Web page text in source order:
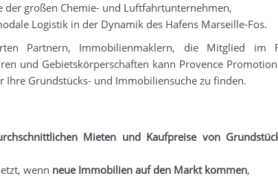
der großen Chemie- und Luftfahrtunternehmen,
Logistik in der Dynamik des Hafens Marseille-Fos.
Partnern, Immobilienmaklern, die Mitglied im
und Gebietskörperschaften kann Provence
Ihre Grundstücks- und Immobiliensuche zu finden.
Mieten und Kaufpreise von
wenn neue Immobilien auf den Markt kommen,